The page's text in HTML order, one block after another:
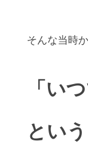
そんな当時
「い
とい